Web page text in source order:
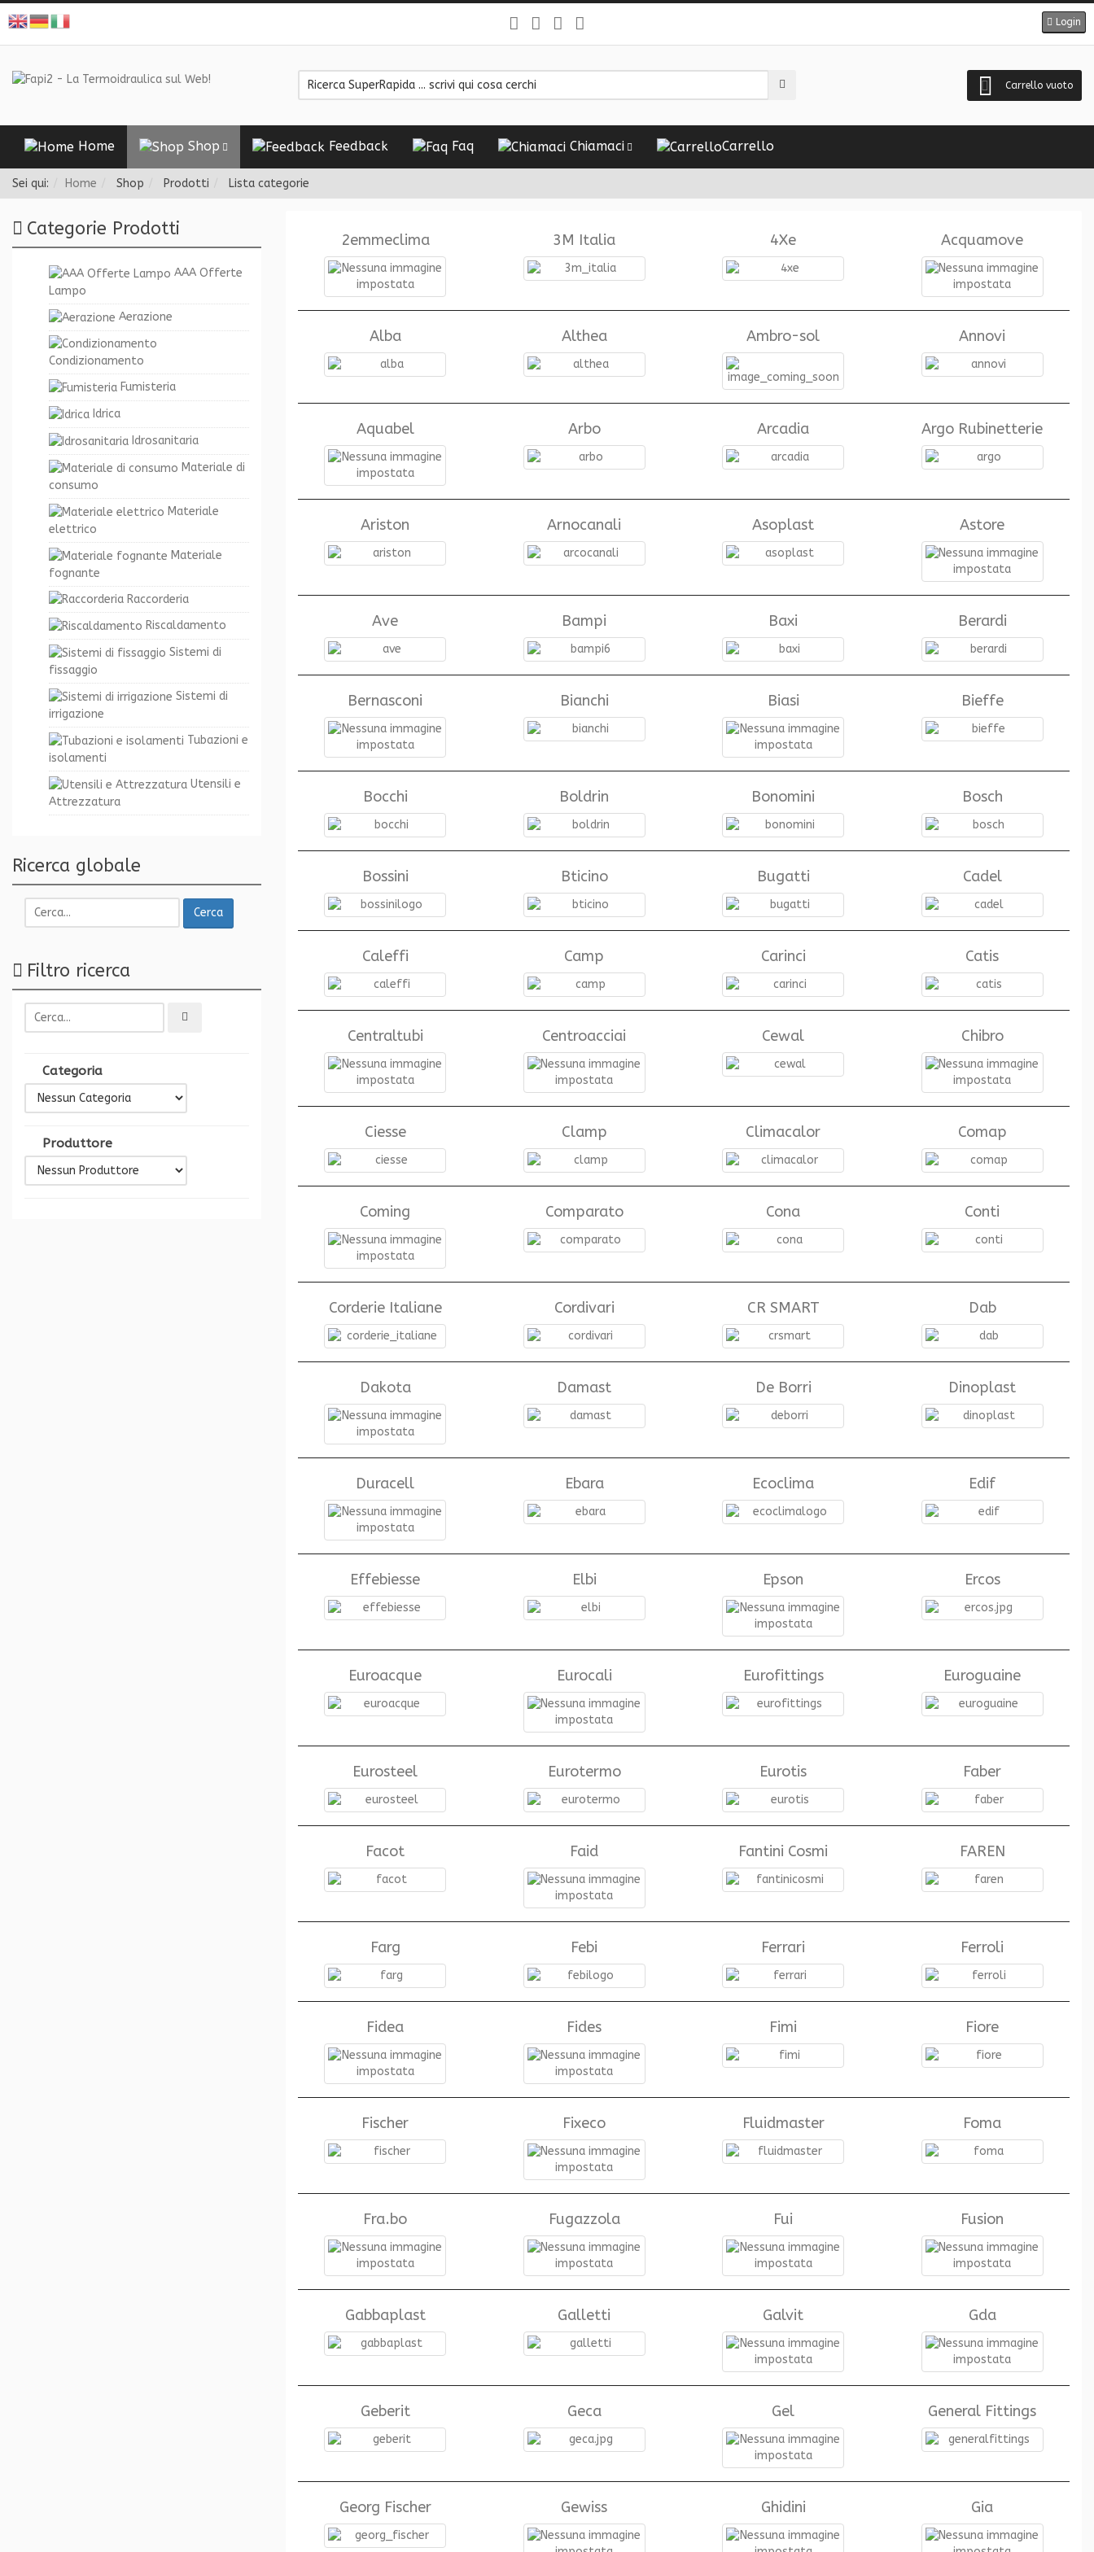
Login
Carrello vuoto
Home Shop Feedback Faq Chiamaci Carrello
Sei qui: Home Shop Prodotti Lista categorie
2emmeclima 3M Italia 4Xe Acquamove
Alba Althea Ambro-sol Annovi
Aquabel Arbo Arcadia Argo Rubinetterie
Ariston Arnocanali Asoplast Astore
Ave Bampi Baxi Berardi
Bernasconi Bianchi Biasi Bieffe
Bocchi Boldrin Bonomini Bosch
Bossini Bticino Bugatti Cadel
Caleffi Camp Carinci Catis
Centraltubi Centroacciai Cewal Chibro
Ciesse Clamp Climacalor Comap
Coming Comparato Cona Conti
Corderie Italiane Cordivari CR SMART Dab
Dakota Damast De Borri Dinoplast
Duracell Ebara Ecoclima Edif
Effebiesse Elbi Epson Ercos
Euroacque Eurocali Eurofittings Euroguaine
Eurosteel Eurotermo Eurotis Faber
Facot Faid Fantini Cosmi FAREN
Farg Febi Ferrari Ferroli
Fidea Fides Fimi Fiore
Fischer Fixeco Fluidmaster Foma
Fra.bo Fugazzola Fui Fusion
Gabbaplast Galletti Galvit Gda
Geberit Geca Gel General Fittings
Georg Fischer Gewiss Ghidini Gia
Categorie Prodotti
AAA Offerte
Lampo
Aerazione
Condizionamento
Fumisteria
Idrica
Idrosanitaria
Materiale di
consumo
Materiale
elettrico
Materiale
fognante
Raccorderia
Riscaldamento
Sistemi di
fissaggio
Sistemi di
irrigazione
Tubazioni e
isolamenti
Utensili e
Attrezzatura
Ricerca globale
Cerca
Filtro ricerca
Categoria
Produttore